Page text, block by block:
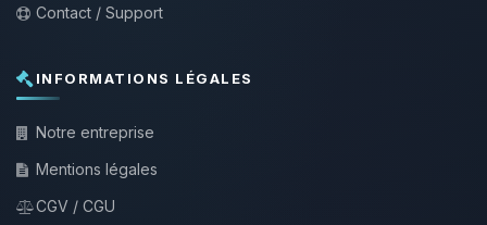
Contact / Support
INFORMATIONS LÉGALES
Notre entreprise
Mentions légales
CGV / CGU